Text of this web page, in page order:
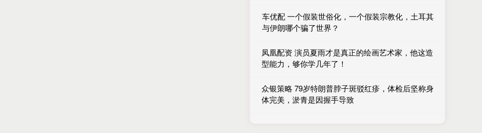
车优配 一个假装世俗化，一个假装宗教化，土耳其
与伊朗哪个骗了世界？
凤凰配资 演员夏雨才是真正的绘画艺术家，他这造
型能力，够你学几年了！
众银策略 79岁特朗普脖子斑驳红疹，体检后坚称身
体完美，淤青是因握手导致